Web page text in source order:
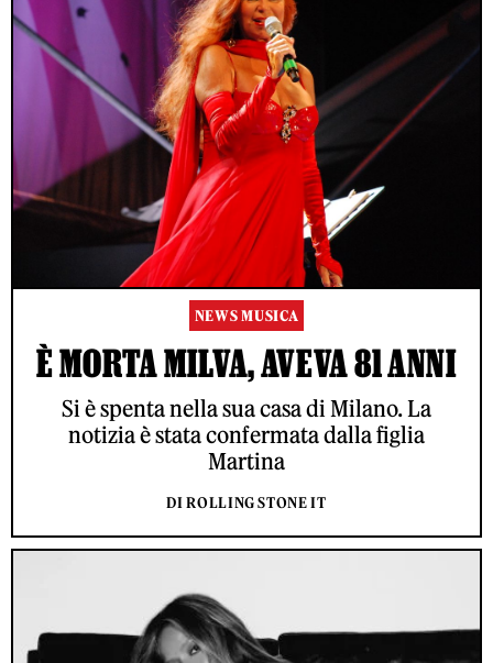
NEWS MUSICA
È MORTA MILVA, AVEVA 81 ANNI
Si è spenta nella sua casa di Milano. La
notizia è stata confermata dalla figlia
Martina
DI ROLLING STONE IT